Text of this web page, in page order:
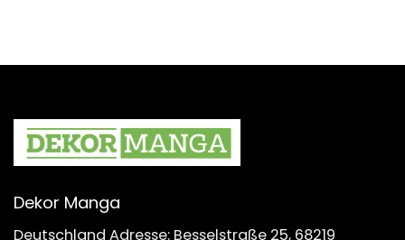
Dekor Manga
Deutschland Adresse: Besselstraße 25, 68219